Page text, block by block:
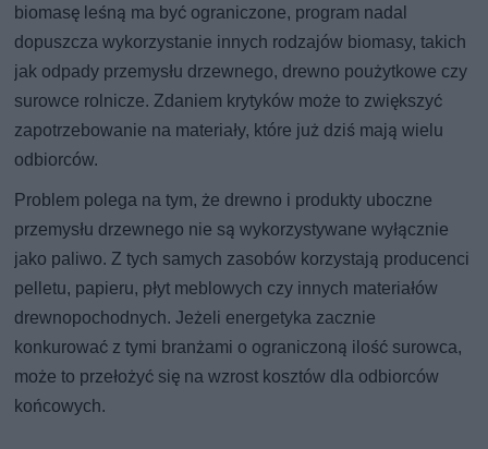
biomasę leśną ma być ograniczone, program nadal
dopuszcza wykorzystanie innych rodzajów biomasy, takich
jak odpady przemysłu drzewnego, drewno poużytkowe czy
surowce rolnicze. Zdaniem krytyków może to zwiększyć
zapotrzebowanie na materiały, które już dziś mają wielu
odbiorców.
Problem polega na tym, że drewno i produkty uboczne
przemysłu drzewnego nie są wykorzystywane wyłącznie
jako paliwo. Z tych samych zasobów korzystają producenci
pelletu, papieru, płyt meblowych czy innych materiałów
drewnopochodnych. Jeżeli energetyka zacznie
konkurować z tymi branżami o ograniczoną ilość surowca,
może to przełożyć się na wzrost kosztów dla odbiorców
końcowych.